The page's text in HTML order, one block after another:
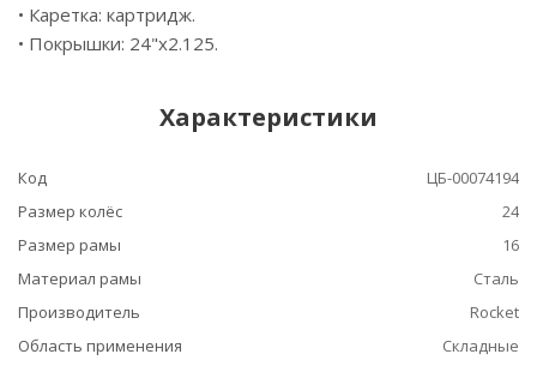
• Каретка: картридж.
• Покрышки: 24"х2.125.
Характеристики
Код
ЦБ-00074194
Размер колёс
24
Размер рамы
16
Материал рамы
Сталь
Производитель
Rocket
Область применения
Складные